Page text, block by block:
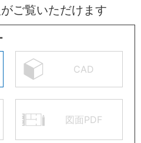
ご覧いただけます
CAD
図面PDF